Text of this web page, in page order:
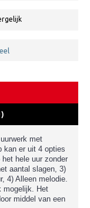
met
kan er uit 4 opties
hele uur zonder
aantal slagen, 3)
4) Alleen melodie.
mogelijk. Het
middel van een